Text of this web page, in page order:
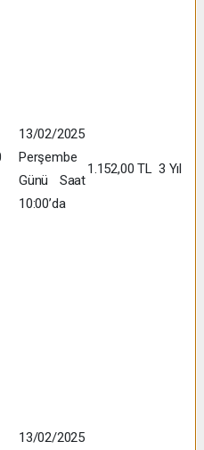
13/02/2025
Perşembe
Günü Saat
10:00’da
1.152,00 TL 3 Yıl
13/02/2025